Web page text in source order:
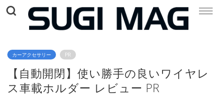
カーアクセサリー PR
【自動開閉】使い勝手の良いワイヤレ
ス車載ホルダー レビュー PR